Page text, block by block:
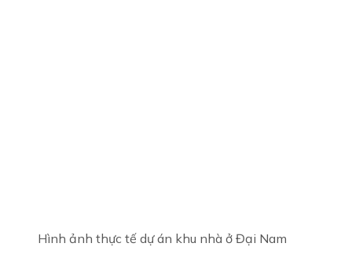
Hình ảnh thực tế dự án khu nhà ở Đại Nam